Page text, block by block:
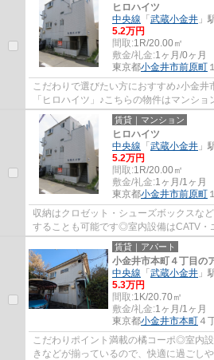
ヒロハイツ
中央線 「 武蔵小金井 」
5.2万円
間取:1R/20.00㎡
敷金/礼金:1ヶ月/0ヶ月
東京都小金井市前原町
こだわりで選びたい方におすすめ♪小金井
「ヒロハイツ」♪こちらの物件はマンシ
かがでしょうか♪こちらは家賃4.7万円の
賃貸｜マンション
ヒロハイツ
中央線 「 武蔵小金井 」
5.2万円
間取:1R/20.00㎡
敷金/礼金:1ヶ月/1ヶ月
東京都小金井市前原町
収納はクロゼット・シューズボックスな
することも可能です◎室内設備はCATV・
充実◎賃料が月5.2万円の物件です◎こち
賃貸｜アパート
小金井市本町４丁目の
中央線 「 武蔵小金井 」
5.3万円
間取:1K/20.70㎡
敷金/礼金:1ヶ月/1ヶ月
東京都小金井市本町 ４
こだわりポイント満載の橘コーポ◎室内
きなどが揃っているので、快適に過ごし